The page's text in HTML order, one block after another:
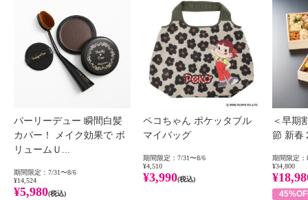
パーリーデュー 瞬間白髪
カバー！ メイク効果で ボ
リュームＵ...
期間限定：7/31〜8/6
¥14,524
¥5,980(税込)
ペコちゃん ポケッタブル
マイバッグ
期間限定：7/31〜8/6
¥4,510
¥3,990(税込)
＜早期
節 新春
期間限定：
¥34,800